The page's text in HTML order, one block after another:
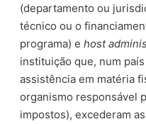
(departamento ou
técnico ou o
programa) ehost
instituição que, num
assistência em matéria
organismo responsável
impostos), excederam